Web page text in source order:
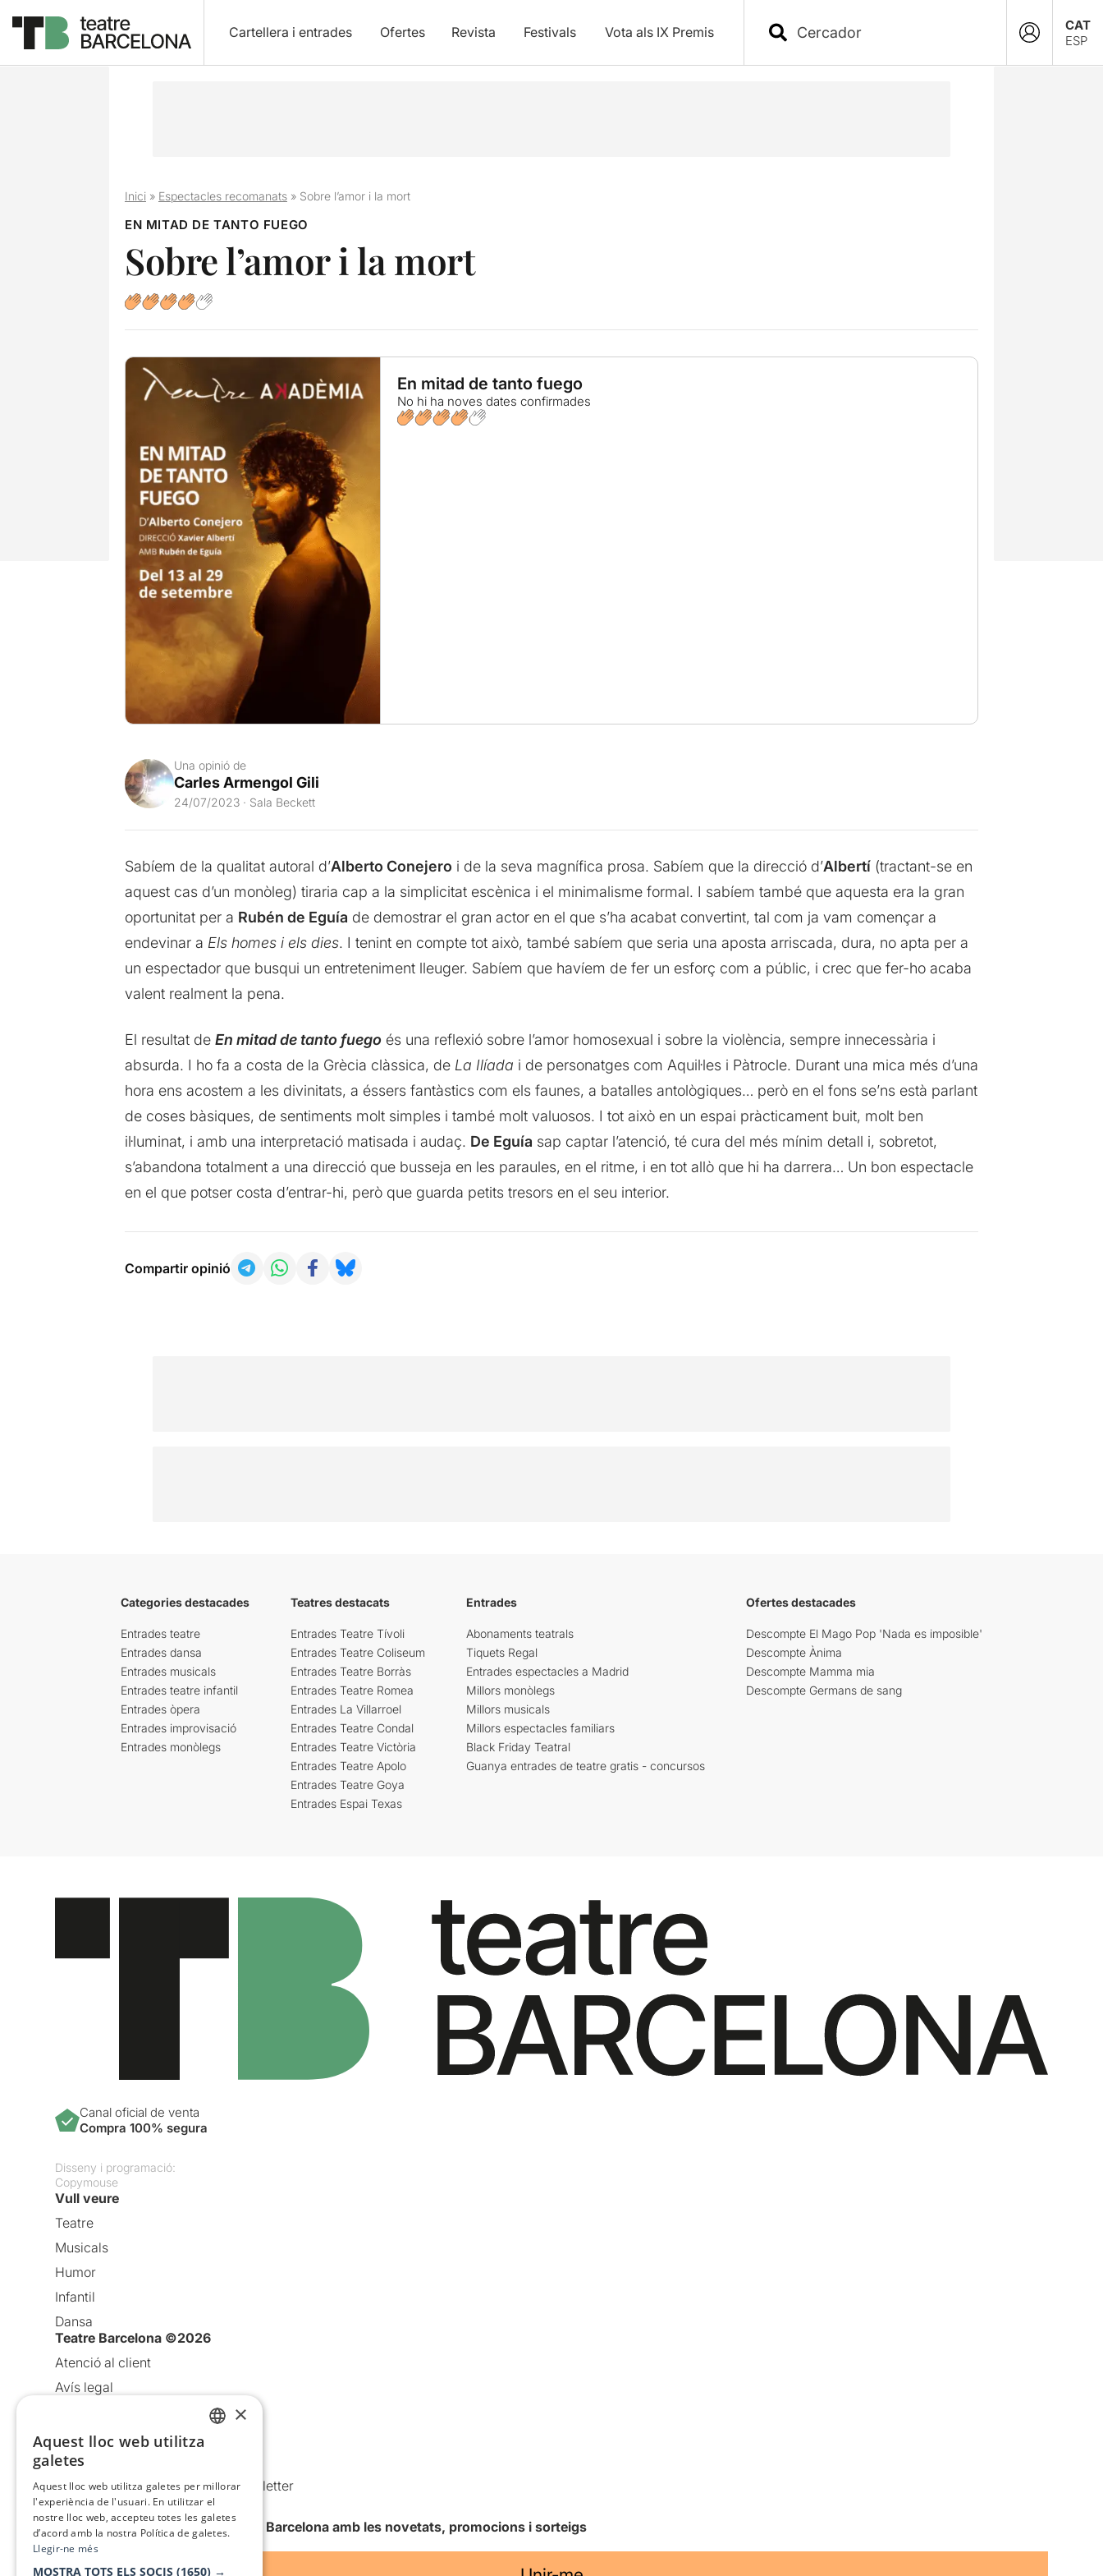
Cartellera i entrades Ofertes Revista Festivals Vota als IX Premis
CAT
ESP
Inici» Espectacles recomanats» Sobre l’amor i la mort
EN MITAD DE TANTO FUEGO
Sobre l’amor i la mort
En mitad de tanto fuego
No hi ha noves dates confirmades
Una opinió de
Carles Armengol Gili
24/07/2023 · Sala Beckett
Sabíem de la qualitat autoral d’Alberto Conejero i de la seva magnífica prosa. Sabíem que la direcció d’Albertí(tractant-se en
aquest cas d’un monòleg) tiraria cap a la simplicitat escènica i el minimalisme formal. I sabíem també que aquesta era la gran
oportunitat per a Rubén de Eguía de demostrar el gran actor en el que s’ha acabat convertint, tal com ja vam començar a
endevinar a Els homes i els dies. I tenint en compte tot això, també sabíem que seria una aposta arriscada, dura, no apta per a
un espectador que busqui un entreteniment lleuger. Sabíem que havíem de fer un esforç com a públic, i crec que fer-ho acaba
valent realment la pena.
El resultat de En mitad de tanto fuegoés una reflexió sobre l’amor homosexual i sobre la violència, sempre innecessària i
absurda. I ho fa a costa de la Grècia clàssica, de La Ilíada i de personatges com Aquil·les i Pàtrocle. Durant una mica més d’una
hora ens acostem a les divinitats, a éssers fantàstics com els faunes, a batalles antològiques… però en el fons se’ns està parlant
de coses bàsiques, de sentiments molt simples i també molt valuosos. I tot això en un espai pràcticament buit, molt ben
il·luminat, i amb una interpretació matisada i audaç. De Eguía sap captar l’atenció, té cura del més mínim detall i, sobretot,
s’abandona totalment a una direcció que busseja en les paraules, en el ritme, i en tot allò que hi ha darrera… Un bon espectacle
en el que potser costa d’entrar-hi, però que guarda petits tresors en el seu interior.
Compartir opinió
Categories destacades
Entrades teatre
Entrades dansa
Entrades musicals
Entrades teatre infantil
Entrades òpera
Entrades improvisació
Entrades monòlegs
Teatres destacats
Entrades Teatre Tívoli
Entrades Teatre Coliseum
Entrades Teatre Borràs
Entrades Teatre Romea
Entrades La Villarroel
Entrades Teatre Condal
Entrades Teatre Victòria
Entrades Teatre Apolo
Entrades Teatre Goya
Entrades Espai Texas
Entrades
Abonaments teatrals
Tiquets Regal
Entrades espectacles a Madrid
Millors monòlegs
Millors musicals
Millors espectacles familiars
Black Friday Teatral
Guanya entrades de teatre gratis - concursos
Ofertes destacades
Descompte El Mago Pop 'Nada es imposible'
Descompte Ànima
Descompte Mamma mia
Descompte Germans de sang
Canal oficial de venta
Compra 100% segura
Disseny i programació:
Copymouse
Vull veure
Teatre
Musicals
Humor
Infantil
Dansa
Teatre Barcelona ©2026
Atenció al client
Avís legal
Política de cookies
Condicions d’ús
Comunicacions comercials i Newsletter
Anuncia’t
Vull rebre la newsletter de Teatre Barcelona amb les novetats, promocions i sorteigs
×
Aquest lloc web utilitza
galetes
Aquest lloc web utilitza galetes per millorar
l'experiència de l'usuari. En utilitzar el
nostre lloc web, accepteu totes les galetes
d’acord amb la nostra Política de galetes.
Llegir-ne més
MOSTRA TOTS ELS SOCIS (1650) →